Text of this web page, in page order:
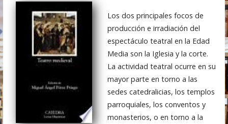
e
n
i
d
o
Los dos principales focos de
producción e irradiación del
espectáculo teatral en la Edad
Media son la Iglesia y la corte.
La actividad teatral ocurre en su
mayor parte en torno a las
sedes catedralicias, los templos
parroquiales, los conventos y
monasterios, o en torno a la